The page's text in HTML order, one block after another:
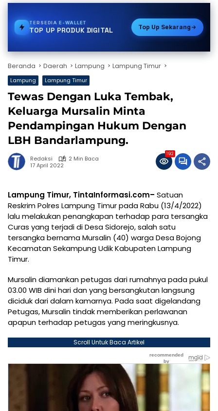
TERSEDIABPJS
TOP UP PRODUK DIGITAL Top Up Sekarang
Beranda Daerah Lampung Lampung Timur
Lampung Lampung Timur
Tewas Dengan Luka Tembak,
Keluarga Mursalin Minta
Pendampingan Hukum Dengan
LBH Bandarlampung.
Redaksi
2 Min Baca
17 April 2022
192
Lampung Timur, TintaInformasi.com– Satuan
Reskrim Polres Lampung Timur pada Rabu (13/4/2022)
lalu melakukan penangkapan terhadap para tersangka
Curas yang terjadi di Desa Sidorejo, salah satu
tersangka bernama Mursalin (40) warga Desa Bojong
Kecamatan Sekampung Udik Kabupaten Lampung
Timur.
Mursalin diamankan petugas dari rumahnya pada pukul
03.00 WIB dini hari dan yang bersangkutan langsung
diciduk dari dalam kamarnya. Pada saat digelandang
Petugas, Mursalin tindak memberikan perlawanan
apapun terhadap petugas yang meringkusnya.
Scroll Untuk Baca Artikel